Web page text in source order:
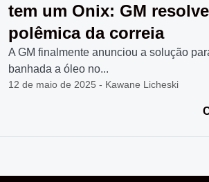
tem um Onix: GM
polêmica da correia
A GM finalmente anunciou a solução
banhada a óleo no...
12 de maio de 2025 - Kawane Licheski